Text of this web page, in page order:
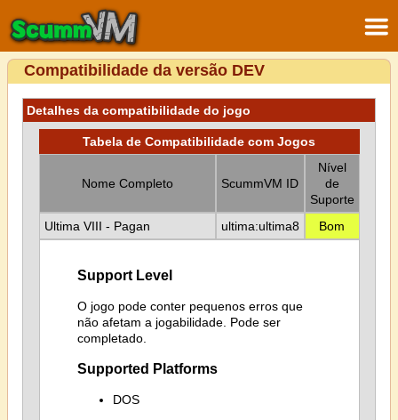
Compatibilidade da versão DEV
Detalhes da compatibilidade do jogo
Tabela de Compatibilidade com Jogos
Nome Completo ScummVM ID
Nível
de
Suporte
Ultima VIII - Pagan
ultima:ultima8 Bom
Support Level
O jogo pode conter pequenos erros que
não afetam a jogabilidade. Pode ser
completado.
Supported Platforms
DOS